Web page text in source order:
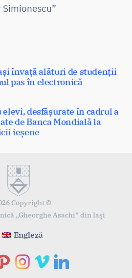
desfășurate în cadrul a
de Banca Mondială la
ieșene
învață alături de studenții
pas în electronică
Copyright ©
„Gheorghe Asachi” din Iaşi
Engleză